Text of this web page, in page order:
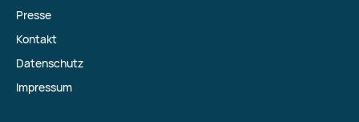
Presse
Kontakt
Datenschutz
Impressum